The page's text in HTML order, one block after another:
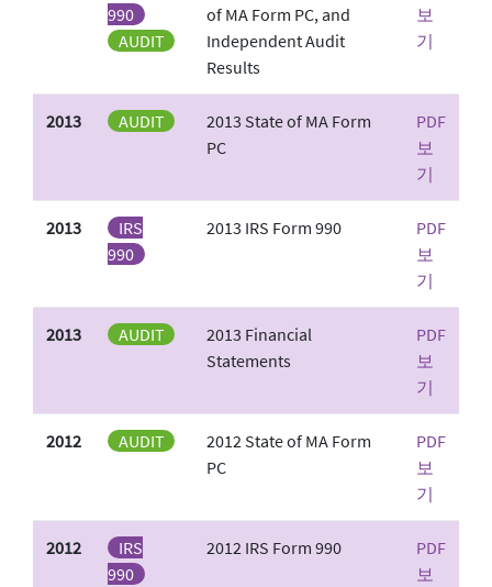
990
AUDIT
of MA Form PC, and
Independent Audit
Results
보
기
2013 AUDIT
2013 State of MA Form
PC
PDF
보
기
2013
IRS
990
2013 IRS Form 990
PDF
보
기
2013 AUDIT
2013 Financial
Statements
PDF
보
기
2012 AUDIT
2012 State of MA Form
PC
PDF
보
기
2012
IRS
990
2012 IRS Form 990
PDF
보